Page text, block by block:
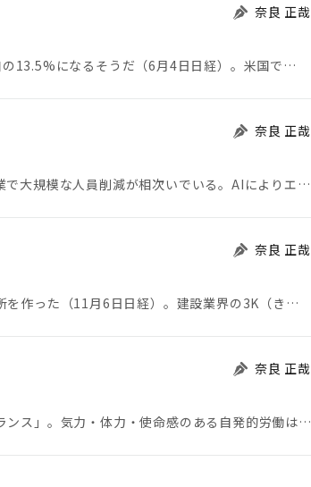
奈良 正哉
13.5%になるそうだ（6月4日日経）。米国で…
奈良 正哉
アマゾンやマイクロソフトなど、メガテック企業で大規模な人員削減が相次いでいる。AIによりエンジニア…
奈良 正哉
大手建設会社大林組が建設現場にカフェ風休憩所を作った（11月6日日経）。建設業界の3K（きつい、汚…
奈良 正哉
高市発言で一時話題になった「ワークライフバランス」。気力・体力・使命感のある自発的労働はこんな建前…